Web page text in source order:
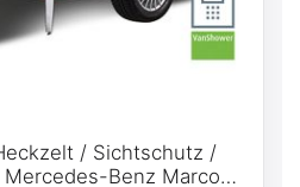
/ Sichtschutz /
Benz Marco